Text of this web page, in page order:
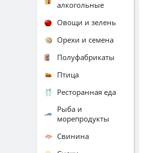
алкогольные
Овощи и зелень
Орехи и семена
Полуфабрикаты
Птица
Ресторанная еда
Рыба и
морепродукты
Свинина